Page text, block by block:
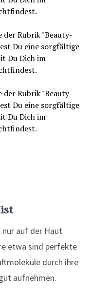
nur auf der Haut
etwa sind perfekte
durch ihre
aufnehmen.